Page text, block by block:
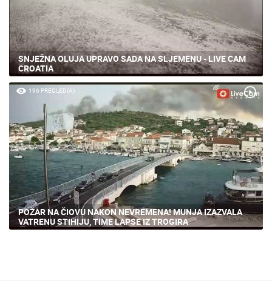
SNJEŽNA OLUJA UPRAVO SADA NA SLJEMENU - LIVE CAM
CROATIA
196 PREGLED(A)
POŽAR NA ČIOVU NAKON NEVREMENA! MUNJA IZAZVALA
VATRENU STIHIJU, TIME LAPSE IZ TROGIRA